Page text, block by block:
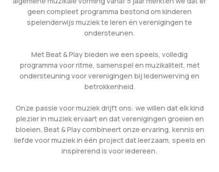
geen compleet programma bestond om kinderen
spelenderwijs muziek te leren én verenigingen te
ondersteunen.
Met Beat & Play bieden we een speels, volledig
programma voor ritme, samenspel en muzikaliteit, met
ondersteuning voor verenigingen bij ledenwerving en
betrokkenheid.
Onze passie voor muziek drijft ons: we willen dat elk kind
plezier in muziek ervaart en dat verenigingen groeien en
bloeien. Beat & Play combineert onze ervaring, kennis en
liefde voor muziek in één project dat leerzaam, speels en
inspirerend is voor iedereen.